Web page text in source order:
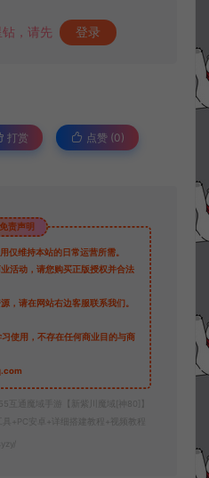
钻，请先 登录
打赏 点赞 (0)
责声明
仅维持本站的日常运营所需。
活动，请您购买正版授权并合法
，请在网站右边客服联系我们。
使用，不存在任何商业目的与商
互通魔域手游【新紫川魔域[神80]】
+PC安卓+详细搭建教程+视频教程